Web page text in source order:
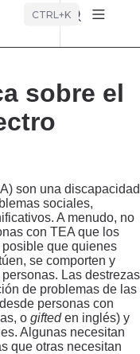
CTRL+K
sobre el
son una discapacidad
sociales,
A menudo, no
con TEA que los
que quienes
se comporten y
Las destrezas
de problemas de las
personas con
o gifteden inglés) y
Algunas necesitan
que otras necesitan